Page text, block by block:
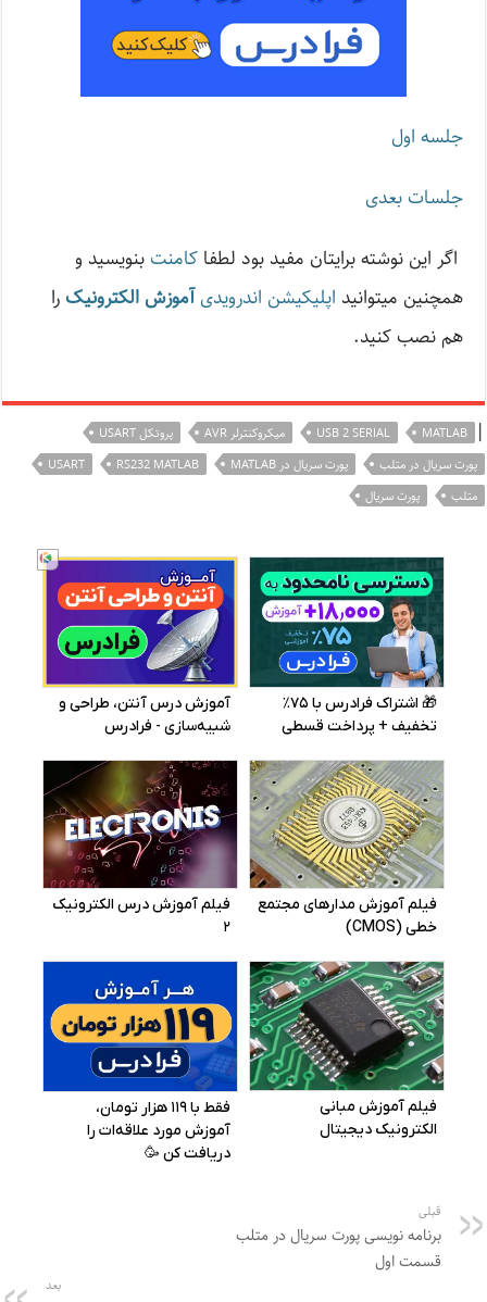
جلسه اول
جلسات بعدی
اگر این نوشته‌ برایتان مفید بود لطفاکامنت بنویسید و
همچنین میتوانید اپلیکیشن اندرویدیآموزش الکترونیک را
هم نصب کنید.
|
MATLAB
USB 2 SERIAL میکروکنترلر AVR
پروتکل USART
پورت سریال در متلب
پورت سریال در MATLAB RS232 MATLAB
USART
متلب
پورت سریال
قبلی
برنامه نویسی پورت سریال در متلب
قسمت اول
بعد